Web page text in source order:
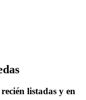
criptomonedas
listadas y en